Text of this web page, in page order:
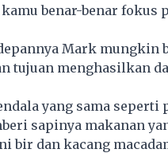
benar-benar fokus
Mark mungkin
tujuan menghasilkan
yang sama seperti
sapinya makanan
bir dan kacang